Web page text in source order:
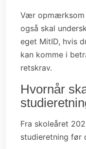
Vær
også skal
eget MitID, hvis
kan komme i
retskrav.
Hvornår
Fra skoleåret
studieretning før